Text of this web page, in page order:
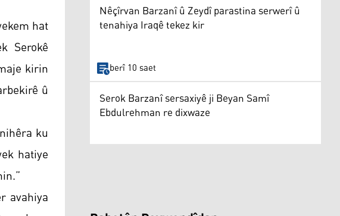
hat
Serokê
kirin
û
ku
hatiye
avahiya
Nêçîrvan Barzanî û Zeydî parastina serwerî û
tenahiya Iraqê tekez kir
berî 10 saet
Serok Barzanî sersaxiyê ji Beyan Samî
Ebdulrehman re dixwaze